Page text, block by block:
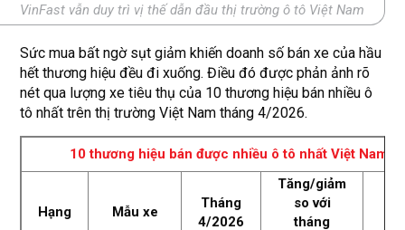
VinFast vẫn duy trì vị thế dẫn đầu thị trường ô tô Việt Nam
Sức mua bất ngờ sụt giảm khiến doanh số bán xe của hầu
hết thương hiệu đều đi xuống. Điều đó được phản ảnh rõ
nét qua lượng xe tiêu thụ của 10 thương hiệu bán nhiều ô
tô nhất trên thị trường Việt Nam tháng 4/2026.
10 thương hiệu bán được nhiều ô tô nhất Việt Nam
Hạng Mẫu xe
Tháng
4/2026
Tăng/giảm
so với
tháng